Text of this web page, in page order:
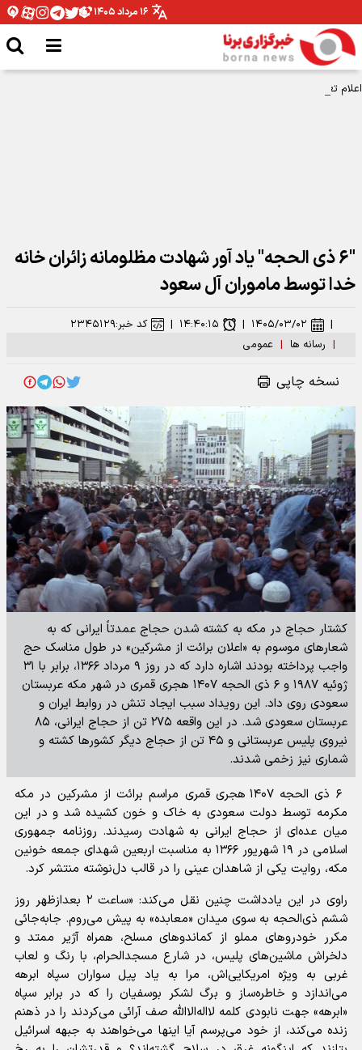
۱۶ مرداد ۱۴۰۵
اعلام تعطیلات دو روزه در عراق به مناسبت اربعین حسینی ۱۴۰۵
"۶ ذی الحجه" یاد آور شهادت مظلومانه زائران خانه
خدا توسط ماموران آل سعود
| رسانه ها | عمومی
| ۱۴۰۵/۰۳/۰۲ | ۱۴:۴۰:۱۵ | کد خبر:۲۳۴۵۱۲۹
نسخه چاپی
کشتار حجاج در مکه به کشته شدن حجاج عمدتاً ایرانی که به
شعار‌های موسوم به «اعلان برائت از مشرکین» در طول مناسک حج
واجب پرداخته بودند اشاره دارد که در روز ۹ مرداد ۱۳۶۶، برابر با ۳۱
ژوئیه ۱۹۸۷ و ۶ ذی الحجه ۱۴۰۷ هجری قمری در شهر مکه عربستان
سعودی روی داد. این رویداد سبب ایجاد تنش در روابط ایران و
عربستان سعودی شد. در این واقعه ۲۷۵ تن از حجاج ایرانی، ۸۵
نیروی پلیس عربستانی و ۴۵ تن از حجاج دیگر کشور‌ها کشته و
شماری نیز زخمی شدند.
۶ ذی الحجه ۱۴۰۷ هجری قمری مراسم برائت از مشرکین در مکه
مکرمه توسط دولت سعودی به خاک و خون کشیده شد و در این
میان عده‌ای از حجاج ایرانی به شهادت رسیدند. روزنامه جمهوری
اسلامی در ۱۹ شهریور ۱۳۶۶ به مناسبت اربعین شهدای جمعه خونین
مکه، روایت یکی از شاهدان عینی را در قالب دل‌نوشته منتشر کرد.
راوی در این یادداشت چنین نقل می‌کند: «ساعت ۲ بعدازظهر روز
ششم ذی‌الحجه به سوی میدان «معابده» به پیش می‌روم. جابه‌جائی
مکرر خودرو‌های مملو از کماندو‌های مسلح، همراه آژیر ممتد و
دلخراش ماشین‌های پلیس، در شارع مسجدالحرام، با رنگ و لعاب
غربی به ویژه امریکایی‌اش، مرا به یاد پیل سواران سپاه ابرهه
می‌اندازد و خاطره‌ساز و برگ لشکر بوسفیان را که در برابر سپاه
«ابرهه» جهت نابودی کلمه لااله‌الا‌الله صف آرائی می‌کردند را در ذهنم
زنده می‌کند، از خود می‌پرسم آیا اینها می‌خواهند به جبهه اسرائیل